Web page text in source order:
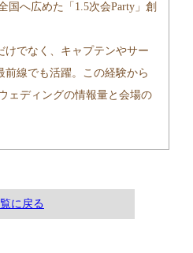
国へ広めた「1.5次会Party」創
けでなく、キャプテンやサー
前線でも活躍。この経験から
ェディングの情報量と会場の
に戻る